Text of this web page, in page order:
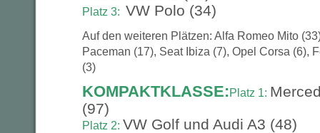
Platz 3: VW Polo (34)
Auf den weiteren Plätzen: Alfa Romeo Mito
Paceman (17), Seat Ibiza (7), Opel Corsa (6),
(3)
KOMPAKTKLASSE:Platz 1:
(97)
Platz 2: VW Golf und Audi A3 (48)